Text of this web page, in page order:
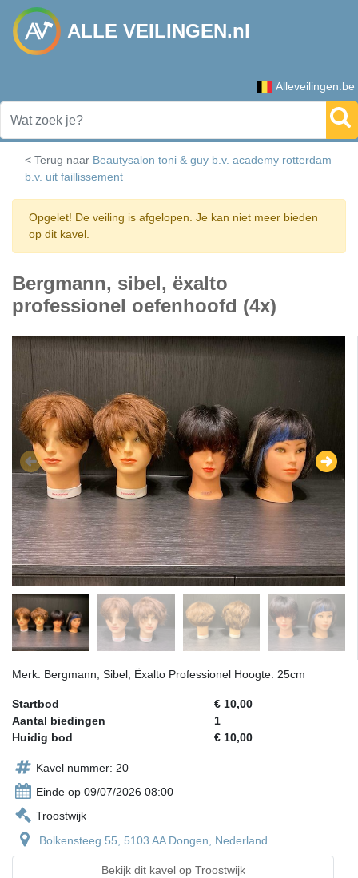
ALLE VEILINGEN.nl
Alleveilingen.be
< Terug naar Beautysalon toni & guy b.v. academy rotterdam
b.v. uit faillissement
Opgelet! De veiling is afgelopen. Je kan niet meer bieden
op dit kavel.
Bergmann, sibel, ëxalto
professionel oefenhoofd (4x)
Merk: Bergmann, Sibel, Ëxalto Professionel Hoogte: 25cm
Startbod
€ 10,00
Aantal biedingen
1
Huidig bod
€ 10,00
Kavel nummer: 20
Einde op 09/07/2026 08:00
Troostwijk
Bolkensteeg 55, 5103 AA Dongen, Nederland
Bekijk dit kavel op Troostwijk